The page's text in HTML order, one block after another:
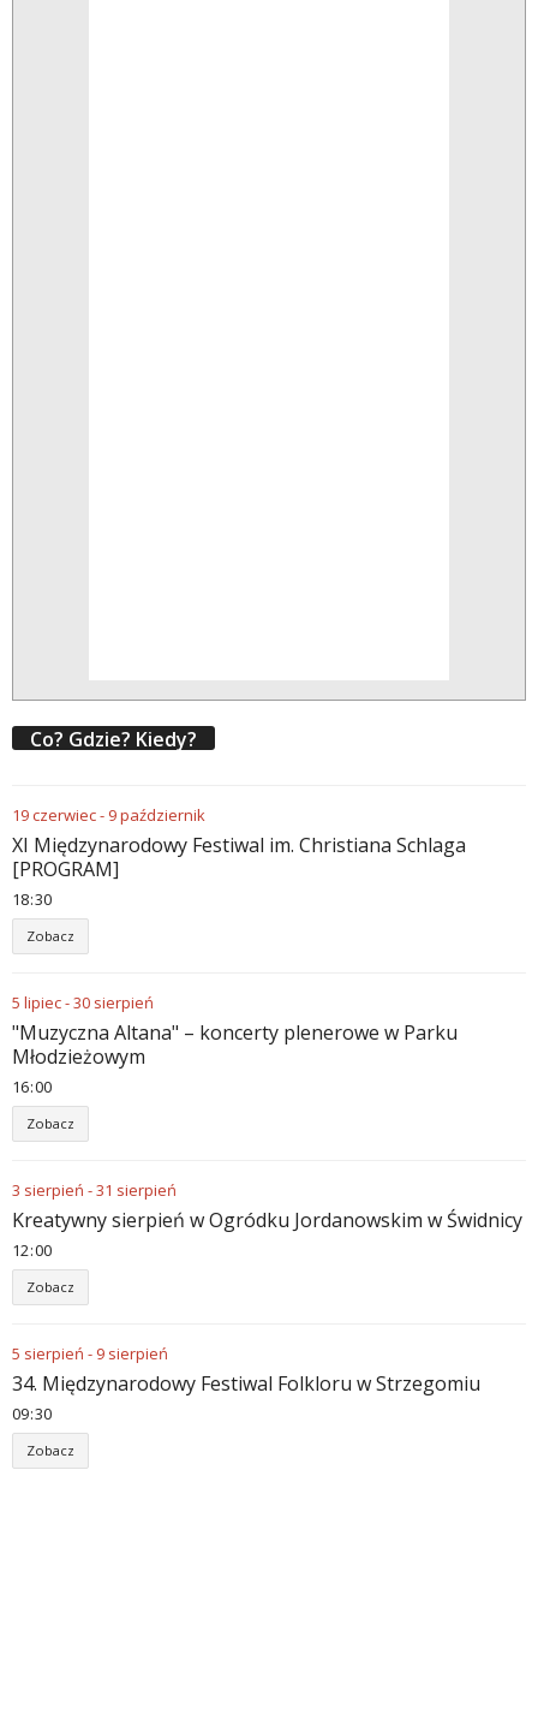
Co? Gdzie? Kiedy?
19czerwiec- 9październik
XI Międzynarodowy Festiwal im. Christiana Schlaga
[PROGRAM]
18:30
Zobacz
5 lipiec-30 sierpień
"Muzyczna Altana" – koncerty plenerowe w Parku
Młodzieżowym
16:00
Zobacz
3 sierpień -31 sierpień
Kreatywny sierpień w Ogródku Jordanowskim w Świdnicy
12:00
Zobacz
5 sierpień - 9 sierpień
34. Międzynarodowy Festiwal Folkloru w Strzegomiu
09:30
Zobacz